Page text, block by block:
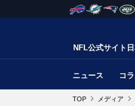
NFL公式サイト
ニュース コ
TOP メディア